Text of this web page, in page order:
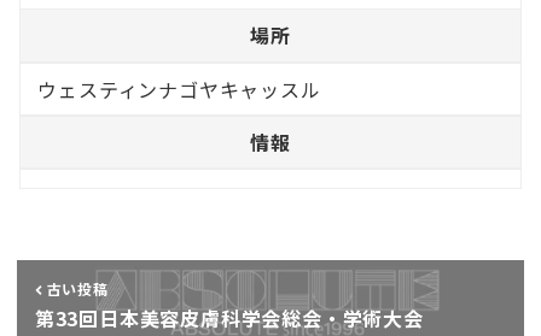
場所
ウェスティンナゴヤキャッスル
情報
古い投稿
第33回日本美容皮膚科学会総会・学術大会